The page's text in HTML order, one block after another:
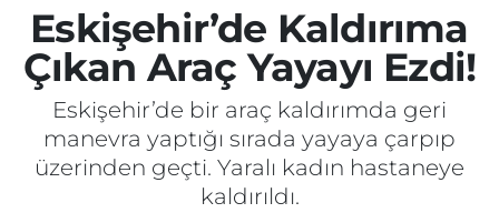
Eskişehir’de Kaldırıma
Çıkan Araç Yayayı Ezdi!
Eskişehir’de bir araç kaldırımda geri
manevra yaptığı sırada yayaya çarpıp
üzerinden geçti. Yaralı kadın hastaneye
kaldırıldı.
ASAYİŞ
SİYASET
EKONOMİ
SAĞLIK
İletişim
Künye
Süper Lig Puan Durumu ve Fikstür
Tüm Manşetler
Son Dakika Haberleri
Haber Arşivi